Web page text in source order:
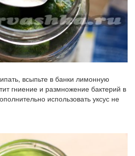
всыпьте в банки лимонную
гниение и размножение бактерий в
использовать уксус не